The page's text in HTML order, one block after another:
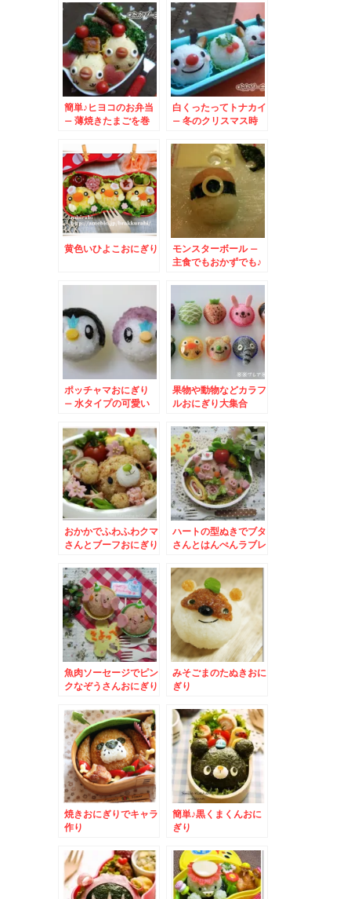
簡単♪ヒヨコのお弁当
– 薄焼きたまごを巻
白くったってトナカイ
– 冬のクリスマス時
となかいさん☆
黄色いひよこおにぎり
モンスターボール –
主食でもおかずでも♪
に♪
ポッチャマおにぎり
– 水タイプの可愛い
果物や動物などカラフ
ルおにぎり大集合
おかかでふわふわクマ
さんとブーフおにぎり
ハートの型ぬきでブタ
さんとはんぺんラブレ
魚肉ソーセージでピン
クなぞうさんおにぎり
みそごまのたぬきおに
ぎり
焼きおにぎりでキャラ
作り
簡単♪黒くまくんおに
ぎり